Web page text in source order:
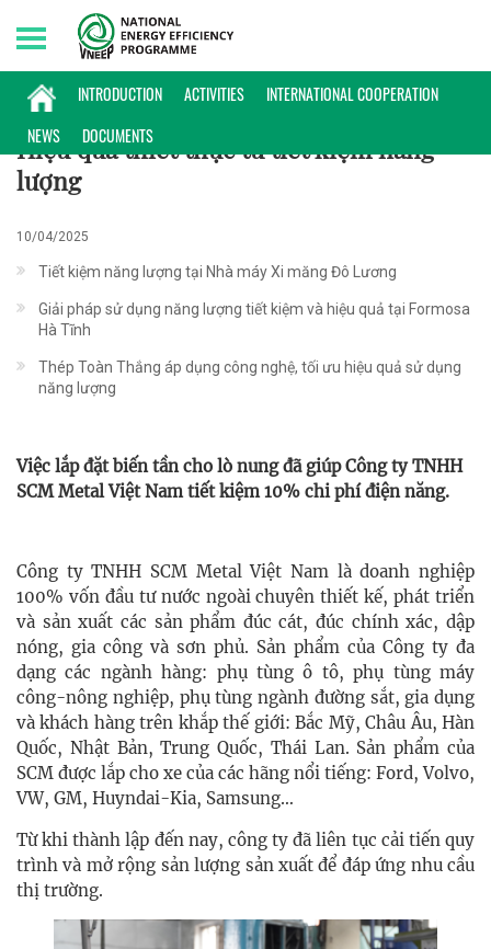
INTRODUCTION ACTIVITIES
INTERNATIONAL COOPERATION
NEWS
DOCUMENTS
Thursday, 06/08/2026 | 13:16 GMT+7
ĐIỂN HÌNH
Hiệu quả thiết thực từ tiết kiệm năng
lượng
10/04/2025
Tiết kiệm năng lượng tại Nhà máy Xi măng Đô Lương
Giải pháp sử dụng năng lượng tiết kiệm và hiệu quả tại Formosa
Hà Tĩnh
Thép Toàn Thắng áp dụng công nghệ, tối ưu hiệu quả sử dụng
năng lượng
Việc lắp đặt biến tần cho lò nung đã giúp Công ty TNHH
SCM Metal Việt Nam tiết kiệm 10% chi phí điện năng.
Công ty TNHH SCM Metal Việt Nam là doanh nghiệp
100% vốn đầu tư nước ngoài chuyên thiết kế, phát triển
và sản xuất các sản phẩm đúc cát, đúc chính xác, dập
nóng, gia công và sơn phủ. Sản phẩm của Công ty đa
dạng các ngành hàng: phụ tùng ô tô, phụ tùng máy
công-nông nghiệp, phụ tùng ngành đường sắt, gia dụng
và khách hàng trên khắp thế giới: Bắc Mỹ, Châu Âu, Hàn
Quốc, Nhật Bản, Trung Quốc, Thái Lan. Sản phẩm của
SCM được lắp cho xe của các hãng nổi tiếng: Ford, Volvo,
VW, GM, Huyndai-Kia, Samsung…
Từ khi thành lập đến nay, công ty đã liên tục cải tiến quy
trình và mở rộng sản lượng sản xuất để đáp ứng nhu cầu
thị trường.